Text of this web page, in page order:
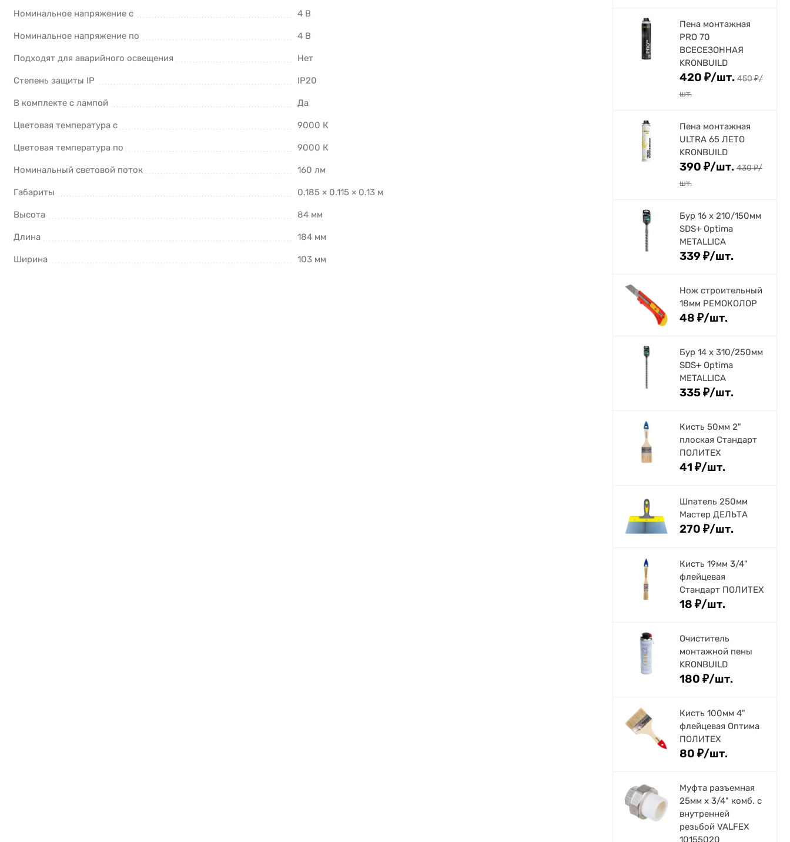
Номинальное напряжение с 4 В
Номинальное напряжение по 4 В
Подходят для аварийного освещения Нет
Степень защиты IP IP20
В комплекте с лампой Да
Цветовая температура с 9000 К
Цветовая температура по 9000 К
Номинальный световой поток 160 лм
Габариты 0.185 × 0.115 × 0.13 м
Высота 84 мм
Длина 184 мм
Ширина 103 мм
Пена монтажная
PRO 70
ВСЕСЕЗОННАЯ
KRONBUILD
420 ₽/шт. 450₽/
шт.
Пена монтажная
ULTRA 65 ЛЕТО
KRONBUILD
390 ₽/шт. 430₽/
шт.
Бур 16 х 210/150мм
SDS+ Optima
METALLICA
339₽/шт.
Нож строительный
18мм РЕМОКОЛОР
48 ₽/шт.
Бур 14 х 310/250мм
SDS+ Optima
METALLICA
335₽/шт.
Кисть 50мм 2"
плоская Стандарт
ПОЛИТЕХ
41 ₽/шт.
Шпатель 250мм
Мастер ДЕЛЬТА
270 ₽/шт.
Кисть 19мм 3/4"
флейцевая
Стандарт ПОЛИТЕХ
18 ₽/шт.
Очиститель
монтажной пены
KRONBUILD
180 ₽/шт.
Кисть 100мм 4"
флейцевая Оптима
ПОЛИТЕХ
80 ₽/шт.
Муфта разъемная
25мм х 3/4" комб. с
внутренней
резьбой VALFEX
10155020